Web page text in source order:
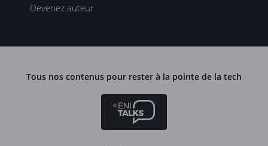
Devenez auteur
Tous nos contenus pour rester à la pointe de la tech